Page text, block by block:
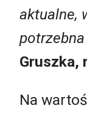
aktualne,
potrzebna
Gruszka,
Na